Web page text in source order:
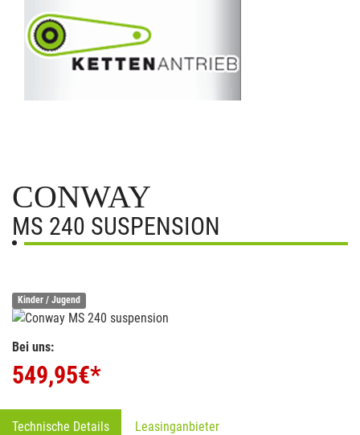
CONWAY
MS 240 SUSPENSION
Kinder / Jugend
Bei uns:
549,95€*
Technische Details Leasinganbieter